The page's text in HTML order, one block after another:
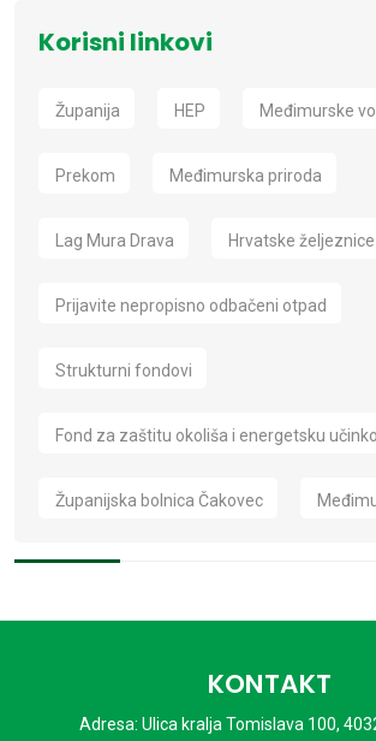
Korisni linkovi
Županija HEP Međimurske
Prekom Međimurska priroda
Lag Mura Drava Hrvatske željeznice
Prijavite nepropisno odbačeni otpad
Strukturni fondovi
Fond za zaštitu okoliša i energetsku
Županijska bolnica Čakovec
KONTAKT
Adresa: Ulica kralja Tomislava 100,